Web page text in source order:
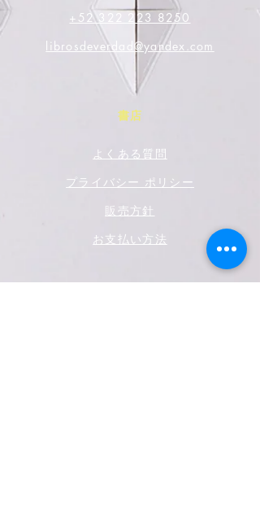
+52 322 223 8250
librosdeverdad@yandex.com
書店
よくある質問
プライバシー ポリシー
販売方針
お支払い方法